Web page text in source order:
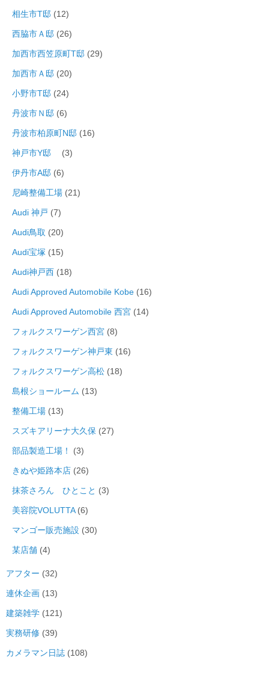
相生市T邸 (12)
西脇市Ａ邸 (26)
加西市西笠原町T邸 (29)
加西市Ａ邸 (20)
小野市T邸 (24)
丹波市Ｎ邸 (6)
丹波市柏原町N邸 (16)
神戸市Y邸 (3)
伊丹市A邸 (6)
尼崎整備工場 (21)
Audi 神戸 (7)
Audi鳥取 (20)
Audi宝塚 (15)
Audi神戸西 (18)
Audi Approved Automobile Kobe (16)
Audi Approved Automobile 西宮 (14)
フォルクスワーゲン西宮 (8)
フォルクスワーゲン神戸東 (16)
フォルクスワーゲン高松 (18)
島根ショールーム (13)
整備工場 (13)
スズキアリーナ大久保 (27)
部品製造工場！ (3)
きぬや姫路本店 (26)
抹茶さろん ひとこと (3)
美容院VOLUTTA(6)
マンゴー販売施設 (30)
某店舗 (4)
アフター (32)
連休企画 (13)
建築雑学 (121)
実務研修 (39)
カメラマン日誌 (108)